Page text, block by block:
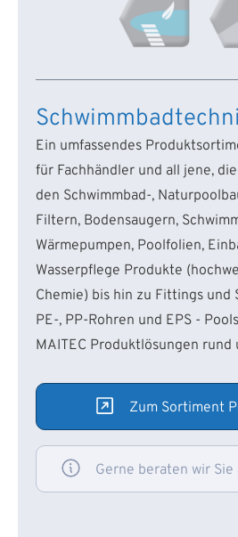
Ein umfassendes
für Fachhändler und all jene,
den Schwimmbad-,
Filtern, Bodensaugern,
Wärmepumpen, Poolfolien,
Wasserpflege Produkte
Chemie) bis hin zu Fittings und
PE-, PP-Rohren und EPS -
MAITEC Produktlösungen rund
Zum Sortiment
Gerne beraten wir